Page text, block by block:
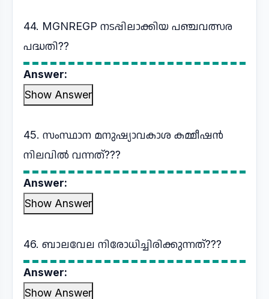
44. MGNREGP നടപ്പിലാക്കിയ പഞ്ചവത്സര
പദ്ധതി??
Answer:
Show Answer
45. സംസ്ഥാന മനുഷ്യാവകാശ കമ്മീഷൻ
നിലവിൽ വന്നത്???
Answer:
Show Answer
46. ബാലവേല നിരോധിച്ചിരിക്കുന്നത്???
Answer:
Show Answer